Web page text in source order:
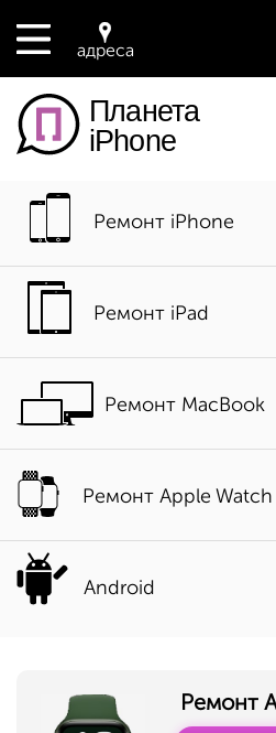
адреса
Планета
iPhone
Ремонт iPhone
Ремонт iPad
Ремонт MacBook
Ремонт Apple Watch
Android
Ремонт